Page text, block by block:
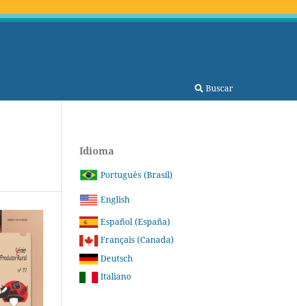
Buscar
Idioma
Português (Brasil)
English
Español (España)
Français (Canada)
Deutsch
Italiano